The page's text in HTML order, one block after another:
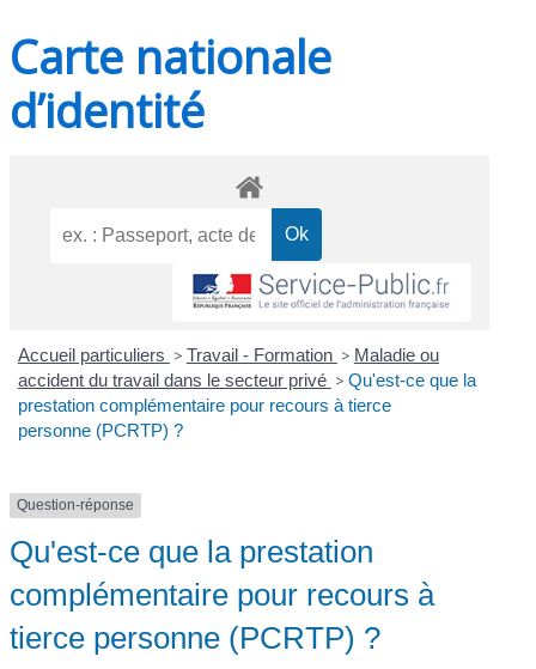
Carte nationale
d’identité
Accueil particuliers > Travail - Formation > Maladie ou
accident du travail dans le secteur privé > Qu'est-ce que la
prestation complémentaire pour recours à tierce
personne (PCRTP) ?
Question-réponse
Qu'est-ce que la prestation
complémentaire pour recours à
tierce personne (PCRTP) ?